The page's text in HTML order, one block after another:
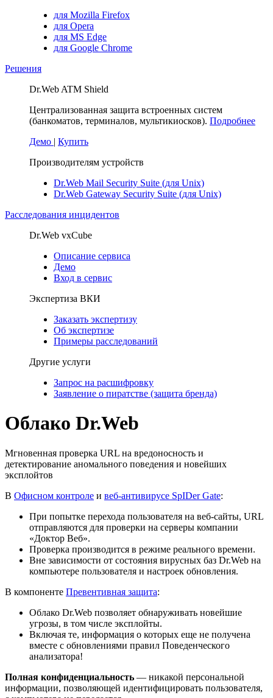
для Mozilla Firefox
для Opera
для MS Edge
для Google Chrome
Решения
Dr.Web ATM Shield
Централизованная защита встроенных систем
(банкоматов, терминалов, мультикиосков). Подробнее
Демо | Купить
Производителям устройств
Dr.Web Mail Security Suite (для Unix)
Dr.Web Gateway Security Suite (для Unix)
Расследования инцидентов
Dr.Web vxCube
Описание сервиса
Демо
Вход в сервис
Экспертиза ВКИ
Заказать экспертизу
Об экспертизе
Примеры расследований
Другие услуги
Запрос на расшифровку
Заявление о пиратстве (защита бренда)
Облако Dr.Web
Мгновенная проверка URL на вредоносность и
детектирование аномального поведения и новейших
эксплойтов
В Офисном контроле и веб-антивирусе SpIDer Gate:
При попытке перехода пользователя на веб-сайты, URL
отправляются для проверки на серверы компании
«Доктор Веб».
Проверка производится в режиме реального времени.
Вне зависимости от состояния вирусных баз Dr.Web на
компьютере пользователя и настроек обновления.
В компоненте Превентивная защита:
Облако Dr.Web позволяет обнаруживать новейшие
угрозы, в том числе эксплойты.
Включая те, информация о которых еще не получена
вместе с обновлениями правил Поведенческого
анализатора!
Полная конфиденциальность — никакой персональной
информации, позволяющей идентифицировать пользователя,